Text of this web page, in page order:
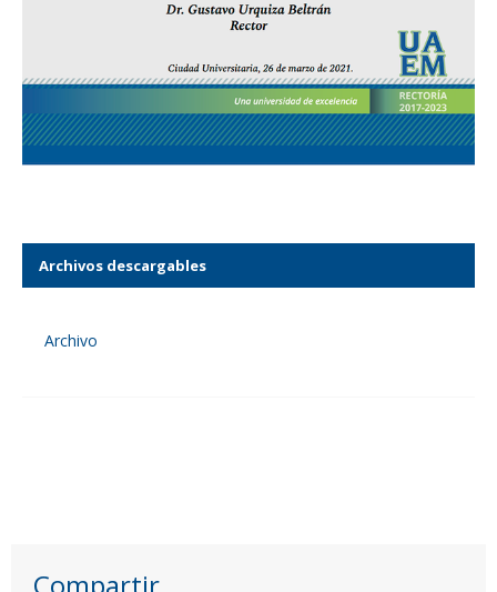
Archivos descargables
Archivo